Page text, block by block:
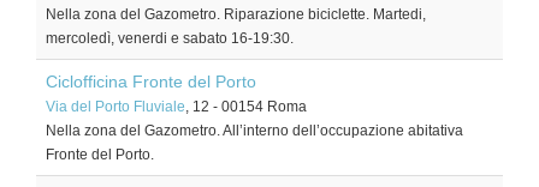
Nella zona del Gazometro. Riparazione biciclette. Martedi,
mercoledì, venerdi e sabato 16-19:30.
Ciclofficina Fronte del Porto
Via del Porto Fluviale, 12 - 00154 Roma
Nella zona del Gazometro. All’interno dell’occupazione abitativa
Fronte del Porto.